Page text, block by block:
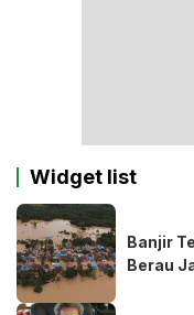
Widget list
Banjir
Berau